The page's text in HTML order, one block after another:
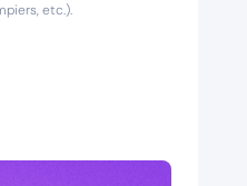
etc.).